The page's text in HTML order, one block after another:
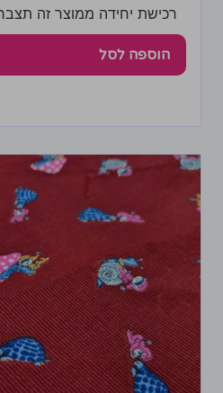
רכישת יחידה ממוצר זה תצברו 3
הוספה לסל